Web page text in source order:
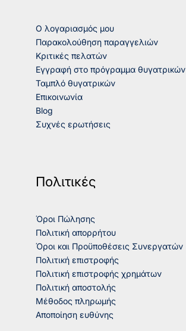
Ο λογαριασμός μου
Παρακολούθηση παραγγελιών
Κριτικές πελατών
Εγγραφή στο πρόγραμμα θυγατρικών
Ταμπλό θυγατρικών
Επικοινωνία
Blog
Συχνές ερωτήσεις
Πολιτικές
Όροι Πώλησης
Πολιτική απορρήτου
Όροι και Προϋποθέσεις Συνεργατών
Πολιτική επιστροφής
Πολιτική επιστροφής χρημάτων
Πολιτική αποστολής
Μέθοδος πληρωμής
Αποποίηση ευθύνης